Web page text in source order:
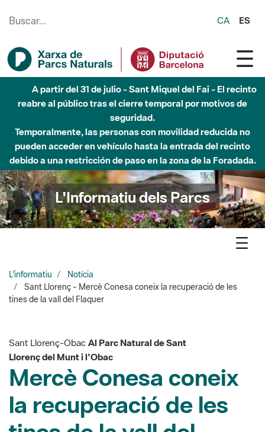
CA ES
Hasta diciembre de 2026 - Parque Fluvial Besós -
Afectaciones en el cauce del Parque Fluvial del Besòs debido
a obras de construcción de una pasarela sobre el río
L'Informatiu dels Parcs
L'informatiu
Notícia
Sant Llorenç - Mercè Conesa coneix la recuperació de les
Sant Llorenç-ObacAl Parc Natural de Sant
Mercè Conesa coneix
la recuperació de les
tines de la vall del
Flaquer